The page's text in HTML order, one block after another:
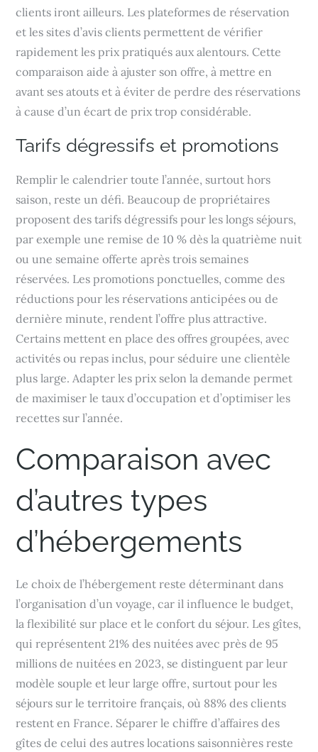
clients iront ailleurs. Les plateformes de réservation
et les sites d’avis clients permettent de vérifier
rapidement les prix pratiqués aux alentours. Cette
comparaison aide à ajuster son offre, à mettre en
avant ses atouts et à éviter de perdre des réservations
à cause d’un écart de prix trop considérable.
Tarifs dégressifs et promotions
Remplir le calendrier toute l’année, surtout hors
saison, reste un défi. Beaucoup de propriétaires
proposent des tarifs dégressifs pour les longs séjours,
par exemple une remise de 10 % dès la quatrième nuit
ou une semaine offerte après trois semaines
réservées. Les promotions ponctuelles, comme des
réductions pour les réservations anticipées ou de
dernière minute, rendent l’offre plus attractive.
Certains mettent en place des offres groupées, avec
activités ou repas inclus, pour séduire une clientèle
plus large. Adapter les prix selon la demande permet
de maximiser le taux d’occupation et d’optimiser les
recettes sur l’année.
Comparaison avec
d’autres types
d’hébergements
Le choix de l’hébergement reste déterminant dans
l’organisation d’un voyage, car il influence le budget,
la flexibilité sur place et le confort du séjour. Les gîtes,
qui représentent 21% des nuitées avec près de 95
millions de nuitées en 2023, se distinguent par leur
modèle souple et leur large offre, surtout pour les
séjours sur le territoire français, où 88% des clients
restent en France. Séparer le chiffre d’affaires des
gîtes de celui des autres locations saisonnières reste